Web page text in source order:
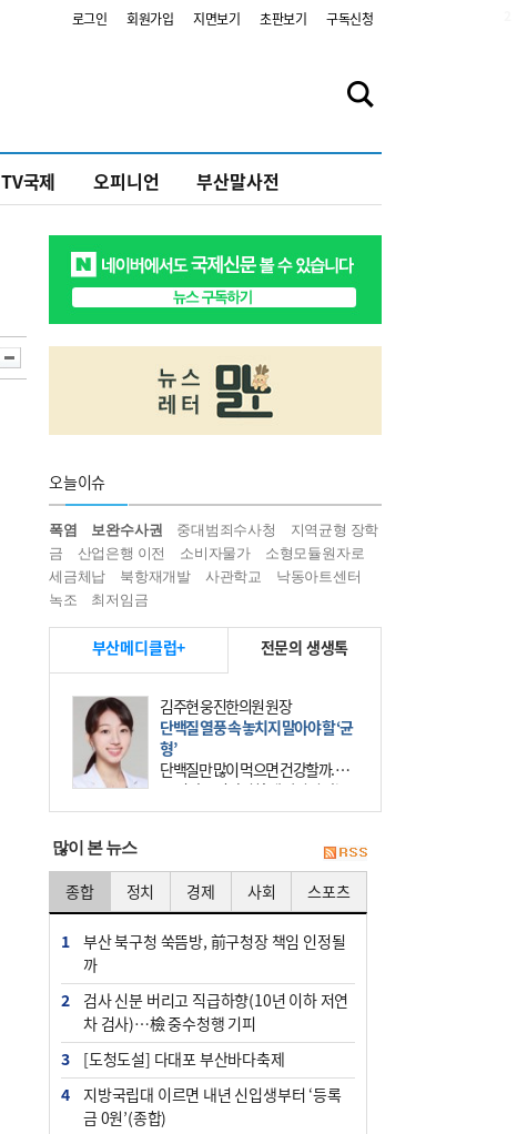
로그인 회원가입 지면보기 초판보기 구독신청
TV국제 오피니언 부산말사전
오늘이슈
폭염 보완수사권 중대범죄수사청
지역균형 장학
금
산업은행 이전 소비자물가
소형모듈원자로
세금체납
북항재개발 사관학교
낙동아트센터
녹조
최저임금
부산메디클럽+ 전문의 생생톡
김주현 웅진한의원 원장
단백질 열풍 속 놓치지 말아야 할 ‘균
형’
단백질만 많이 먹으면 건강할까. 요
즘 건강을 이야기할 때 빠지지 않는
키워드가 단백질이다. 헬스장을 다니
많이 본 뉴스
종합 정치 경제 사회 스포츠
1
부산 북구청 쑥뜸방, 前구청장 책임 인정될
까
2
검사 신분 버리고 직급하향(10년 이하 저연
차 검사)…檢 중수청행 기피
3
[도청도설] 다대포 부산바다축제
4
지방국립대 이르면 내년 신입생부터 ‘등록
금 0원’(종합)